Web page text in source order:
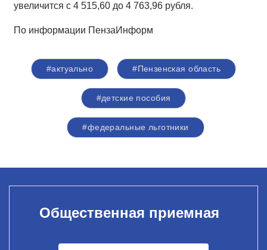
увеличится с 4 515,60 до 4 763,96 рубля.
По информации ПензаИнформ
#актуально #Пензенская область
#детские пособия
#федеральные льготники
Общественная приемная